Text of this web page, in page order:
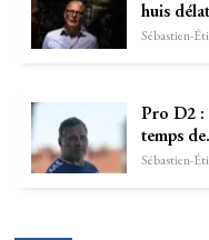
huis
Pro D2 :
temps